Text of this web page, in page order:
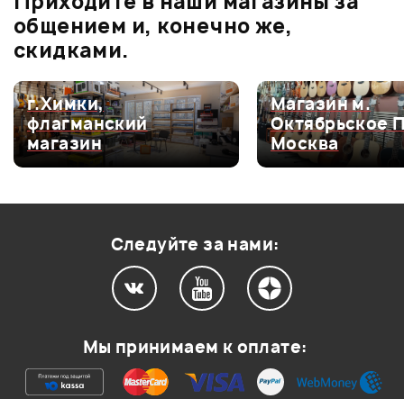
0.0
Оценка5
0
Оценка4
0
Оценка3
0
Ваша оценка:
общением и, конечно же,
скидками.
г.Химки,
флагманский
магазин
Магазин м.
Октябрьское
Москва
Следуйте за нами:
Мы принимаем к оплате: